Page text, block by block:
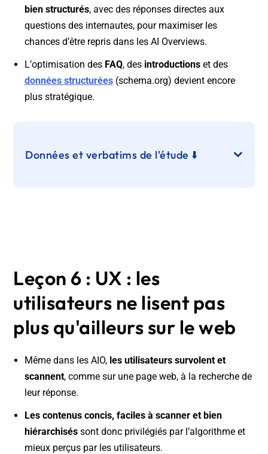
bien structurés, avec des réponses directes aux
questions des internautes, pour maximiser les
chances d’être repris dans les AI Overviews.
L’optimisation des FAQ, des introductionset des
données structurées(schema.org) devient encore
plus stratégique.
Données et verbatims de l'étude ⬇️
Leçon 6 : UX : les
utilisateurs ne lisent pas
plus qu'ailleurs sur le web
Même dans les AIO, les utilisateurs survolent et
scannent, comme sur une page web, à la recherche de
leur réponse.
Les contenus concis, faciles à scanner et bien
hiérarchiséssont donc privilégiés par l’algorithme et
mieux perçus par les utilisateurs.